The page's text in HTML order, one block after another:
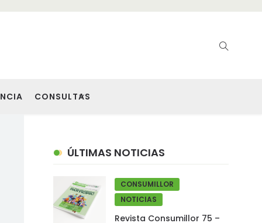
CONSULTAS
ÚLTIMAS NOTICIAS
CONSUMILLOR
NOTICIAS
Revista Consumillor 75 –